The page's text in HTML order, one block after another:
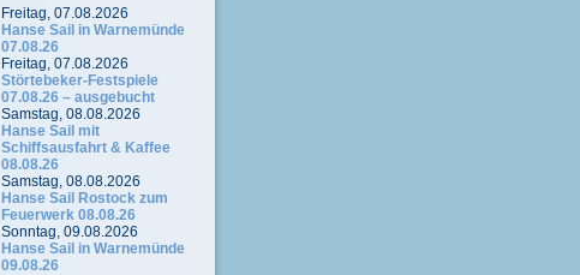
Freitag, 07.08.2026
Hanse Sail in Warnemünde
07.08.26
Freitag, 07.08.2026
Störtebeker-Festspiele
07.08.26 – ausgebucht
Samstag, 08.08.2026
Hanse Sail mit
Schiffsausfahrt & Kaffee
08.08.26
Samstag, 08.08.2026
Hanse Sail Rostock zum
Feuerwerk 08.08.26
Sonntag, 09.08.2026
Hanse Sail in Warnemünde
09.08.26